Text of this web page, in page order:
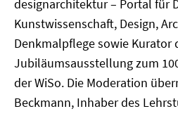
designarchitektur – Portal für
Kunstwissenschaft, Design,
Denkmalpflege sowie Kurator
Jubiläumsausstellung zum
der WiSo. Die Moderation
Beckmann, Inhaber des